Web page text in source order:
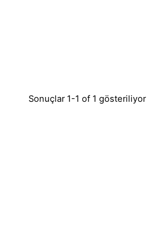
Sonuçlar 1-1 of 1 gösteriliyor